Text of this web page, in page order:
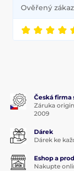
Ověřený
Česká firma
Záruka
2009
Dárek
Dárek ke
Eshop a
Nakupte